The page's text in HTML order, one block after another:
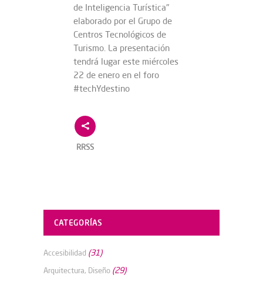
de Inteligencia Turística"
elaborado por el Grupo de
Centros Tecnológicos de
Turismo. La presentación
tendrá lugar este miércoles
22 de enero en el foro
#techYdestino
RRSS
CATEGORÍAS
Accesibilidad (31)
Arquitectura, Diseño (29)